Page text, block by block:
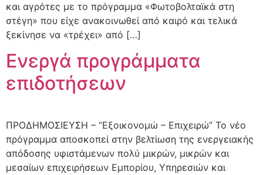
και αγρότες με το πρόγραμμα «Φωτοβολταϊκά στη
στέγη» που είχε ανακοινωθεί από καιρό και τελικά
ξεκίνησε να «τρέχει» από […]
Ενεργά προγράμματα
επιδοτήσεων
ΠΡΟΔΗΜΟΣΙΕΥΣΗ – “Εξοικονομώ – Επιχειρώ” Το νέο
πρόγραμμα αποσκοπεί στην βελτίωση της ενεργειακής
απόδοσης υφιστάμενων πολύ μικρών, μικρών και
μεσαίων επιχειρήσεων Εμπορίου, Υπηρεσιών και